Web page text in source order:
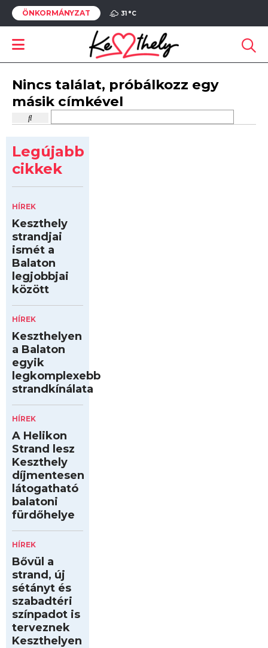
ÖNKORMÁNYZAT 31 °C
Nincs találat, próbálkozz egy
másik címkével
Legújabb
cikkek
HÍREK
Keszthely
strandjai
ismét a
Balaton
legjobbjai
között
HÍREK
Keszthelyen
a Balaton
egyik
legkomplexebb
strandkínálata
HÍREK
A Helikon
Strand lesz
Keszthely
díjmentesen
látogatható
balatoni
fürdőhelye
HÍREK
Bővül a
strand, új
sétányt és
szabadtéri
színpadot is
terveznek
Keszthelyen